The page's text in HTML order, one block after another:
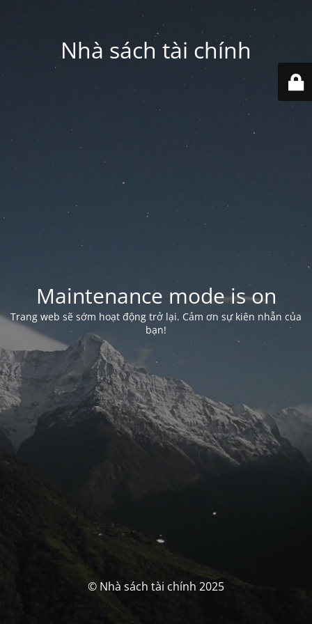
Nhà sách tài chính
Maintenance mode is on
Trang web sẽ sớm hoạt động trở lại. Cảm ơn sự kiên nhẫn của
bạn!
© Nhà sách tài chính 2025